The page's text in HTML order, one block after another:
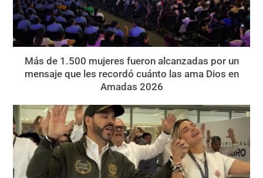
Más de 1.500 mujeres fueron alcanzadas por un
mensaje que les recordó cuánto las ama Dios en
Amadas 2026